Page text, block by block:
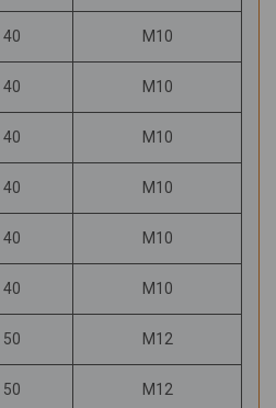
40 М10
40 М10
40 М10
40 М10
40 М10
40 М10
50 М12
50 М12